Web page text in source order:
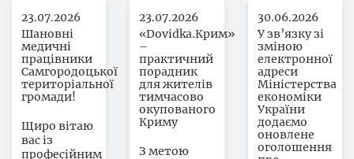
23.07.2026
Шановні
медичні
працівники
Самгородоцької
територіальної
громади!
Щиро вітаю
вас із
професійним
23.07.2026
«Dovidka.Крим»
–
практичний
порадник
для жителів
тимчасово
окупованого
Криму
З метою
30.06.2026
У зв’язку зі
зміною
електронної
адреси
Міністерства
економіки
України
додаємо
оновлене
оголошення